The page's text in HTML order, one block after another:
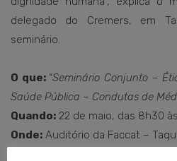
delegado do Cremers, em
seminário.
O que: “Seminário Conjunto –
Saúde Pública – Condutas de
Quando: 22 de maio, das 8h30
Onde: Auditório da Faccat –